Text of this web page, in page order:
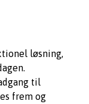
løsning,
til
frem og